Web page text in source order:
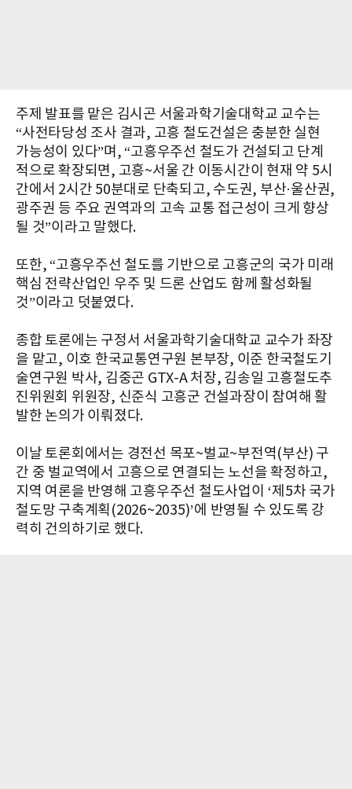
주제 발표를 맡은 김시곤 서울과학기술대학교 교수는
“사전타당성 조사 결과, 고흥 철도건설은 충분한 실현
가능성이 있다”며, “고흥우주선 철도가 건설되고 단계
적으로 확장되면, 고흥~서울 간 이동시간이 현재 약 5시
간에서 2시간 50분대로 단축되고, 수도권, 부산·울산권,
광주권 등 주요 권역과의 고속 교통 접근성이 크게 향상
될 것”이라고 말했다.
또한, “고흥우주선 철도를 기반으로 고흥군의 국가 미래
핵심 전략산업인 우주 및 드론 산업도 함께 활성화될
것”이라고 덧붙였다.
종합 토론에는 구정서 서울과학기술대학교 교수가 좌장
을 맡고, 이호 한국교통연구원 본부장, 이준 한국철도기
술연구원 박사, 김중곤 GTX-A 처장, 김송일 고흥철도추
진위원회 위원장, 신준식 고흥군 건설과장이 참여해 활
발한 논의가 이뤄졌다.
이날 토론회에서는 경전선 목포~벌교~부전역(부산) 구
간 중 벌교역에서 고흥으로 연결되는 노선을 확정하고,
지역 여론을 반영해 고흥우주선 철도사업이 ‘제5차 국가
철도망 구축계획(2026~2035)’에 반영될 수 있도록 강
력히 건의하기로 했다.